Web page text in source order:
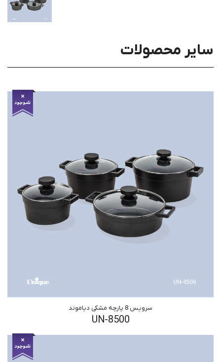
سایر محصولات
سرویس 8 پارچه مشکی دیاموند
UN-8500